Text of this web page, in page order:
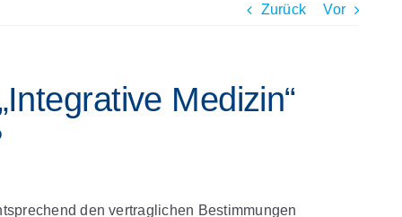
Zurück Vor
Medizin“
den vertraglichen Bestimmungen